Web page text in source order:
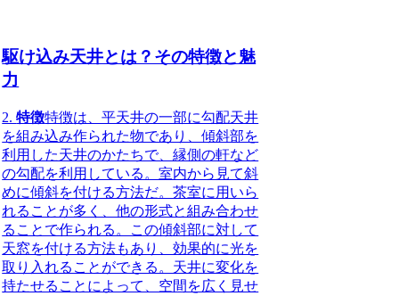
駆け込み天井とは？その特徴と魅
力
2.特徴特徴は、平天井の一部に勾配天井
を組み込み作られた物であり、傾斜部を
利用した天井のかたちで、縁側の軒など
の勾配を利用している。室内から見て斜
めに傾斜を付ける方法だ。茶室に用いら
れることが多く、他の形式と組み合わせ
ることで作られる。この傾斜部に対して
天窓を付ける方法もあり、効果的に光を
取り入れることができる。天井に変化を
持たせることによって、空間を広く見せ